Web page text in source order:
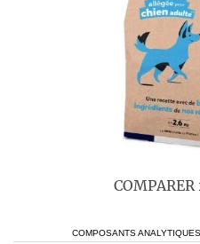
COMPOSANTS